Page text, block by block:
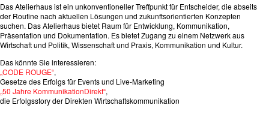
Das Atelierhaus ist ein unkonventioneller Treffpunkt für Entscheider, die abseits
der Routine nach aktuellen Lösungen und zukunftsorientierten Konzepten
suchen. Das Atelierhaus bietet Raum für Entwicklung, Kommunikation,
Präsentation und Dokumentation. Es bietet Zugang zu einem Netzwerk aus
Wirtschaft und Politik, Wissenschaft und Praxis, Kommunikation und Kultur.
Das könnte Sie interessieren:
„CODE ROUGE“,
Gesetze des Erfolgs für Events und Live-Marketing
„50 Jahre KommunikationDirekt“,
die Erfolgsstory der Direkten Wirtschaftskommunikation